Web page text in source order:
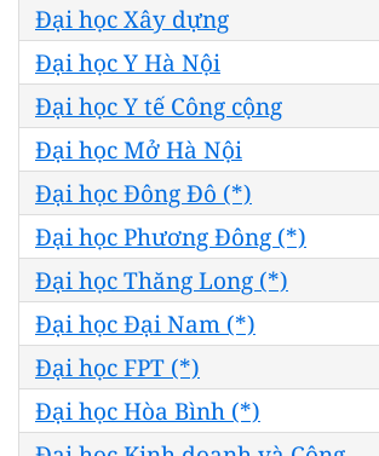
Đại học Xây dựng
Đại học Y Hà Nội
Đại học Y tế Công cộng
Đại học Mở Hà Nội
Đại học Đông Đô (*)
Đại học Phương Đông (*)
Đại học Thăng Long (*)
Đại học Đại Nam (*)
Đại học FPT (*)
Đại học Hòa Bình (*)